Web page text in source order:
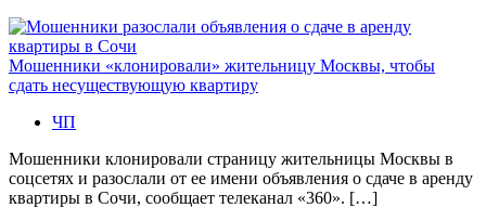
Мошенники «клонировали» жительницу Москвы, чтобы
сдать несуществующую квартиру
ЧП
Мошенники клонировали страницу жительницы Москвы в
соцсетях и разослали от ее имени объявления о сдаче в аренду
квартиры в Сочи, сообщает телеканал «360». […]